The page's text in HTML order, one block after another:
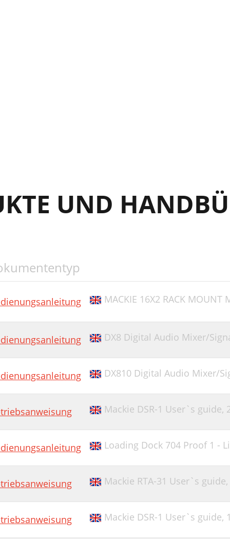
録 C：技術情報 UND
MACKIE 16X2 RACK
DX8 Digital Audio Mixer/
DX810 Digital Audio Mixer/
Mackie DSR-1 User`s guide,
Loading Dock 704 Proof 1 -
Mackie RTA-31 User`s guide,
Mackie DSR-1 User`s guide,